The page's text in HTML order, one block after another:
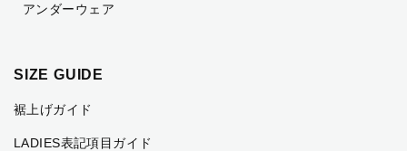
アンダーウェア
SIZE GUIDE
裾上げガイド
LADIES表記項目ガイド